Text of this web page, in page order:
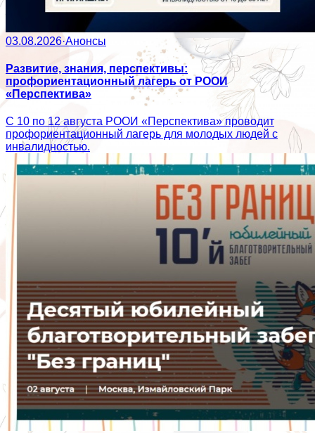
03.08.2026·Анонсы
Развитие, знания, перспективы:
профориентационный лагерь от РООИ
«Перспектива»
С 10 по 12 августа РООИ «Перспектива» проводит
профориентационный лагерь для молодых людей с
инвалидностью.